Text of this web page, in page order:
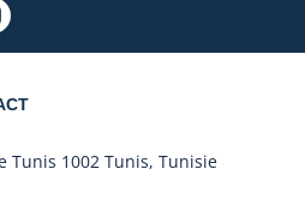
Tunis 1002 Tunis, Tunisie